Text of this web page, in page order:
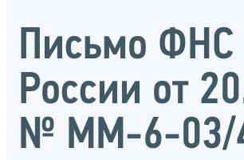
Письмо ФНС
России от
№ ММ-6-03/